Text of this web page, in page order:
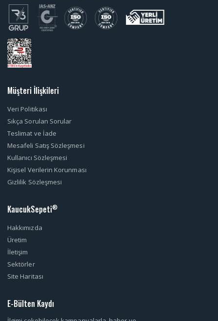
Müşteri İlişkileri
Veri Politikası
Sıkça Sorulan Sorular
Teslimat ve İade
Mesafeli Satış Sözleşmesi
Kullanıcı Sözleşmesi
Kişisel Verilerin Korunması
Gizlilik Sözleşmesi
KaucukSepeti®
Hakkımızda
Üretim
İletişim
Sektörler
Site Haritası
E-Bülten Kaydı